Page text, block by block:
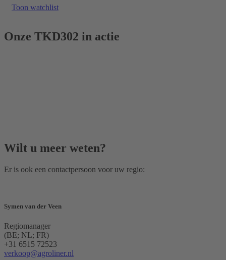
Toon watchlist
Onze TKD302 in actie
Wilt u meer weten?
Er is ook een contactpersoon voor uw regio:
Symen van der Veen
Regiomanager
(BE; NL; FR)
+31 6515 72523
verkoop@agroliner.nl